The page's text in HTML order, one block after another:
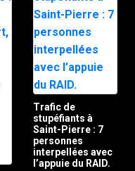
Trafic de
stupéfiants à
Saint-Pierre : 7
personnes
interpellées avec
l’appuie du RAID.